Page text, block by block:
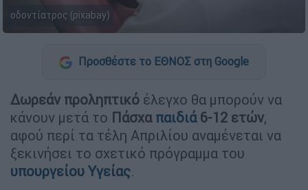
οδοντίατρος (pixabay)
Προσθέστε το ΕΘΝΟΣ στη Google
Δωρεάν προληπτικό έλεγχο θα μπορούν να
κάνουν μετά το Πάσχα παιδιά 6-12 ετών,
αφού περί τα τέλη Απριλίου αναμένεται να
ξεκινήσει το σχετικό πρόγραμμα του
υπουργείου Υγείας.